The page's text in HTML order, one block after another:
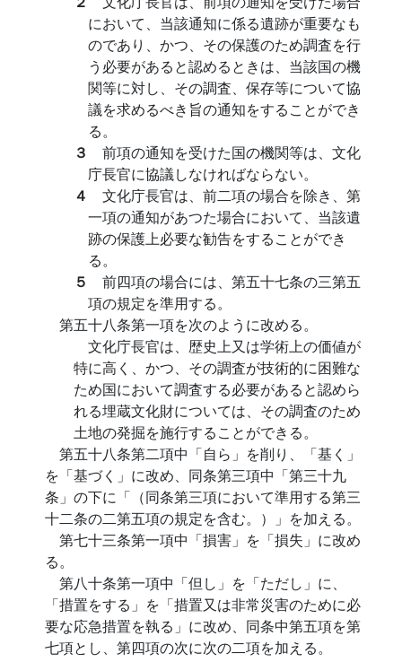
において、当該通知に係る遺跡が重要なも
のであり、かつ、その保護のため調査を行
う必要があると認めるときは、当該国の機
関等に対し、その調査、保存等について協
議を求めるべき旨の通知をすることができ
る。
３ 前項の通知を受けた国の機関等は、文化
庁長官に協議しなければならない。
４ 文化庁長官は、前二項の場合を除き、第
一項の通知があつた場合において、当該遺
跡の保護上必要な勧告をすることができ
る。
５ 前四項の場合には、第五十七条の三第五
項の規定を準用する。
第五十八条第一項を次のように改める。
文化庁長官は、歴史上又は学術上の価値が
特に高く、かつ、その調査が技術的に困難な
ため国において調査する必要があると認めら
れる埋蔵文化財については、その調査のため
土地の発掘を施行することができる。
第五十八条第二項中「自ら」を削り、「基く」
を「基づく」に改め、同条第三項中「第三十九
条」の下に「（同条第三項において準用する第三
十二条の二第五項の規定を含む。）」を加える。
第七十三条第一項中「損害」を「損失」に改め
る。
第八十条第一項中「但し」を「ただし」に、
「措置をする」を「措置又は非常災害のために必
要な応急措置を執る」に改め、同条中第五項を第
七項とし、第四項の次に次の二項を加える。